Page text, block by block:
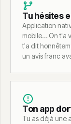
Tu hésites
Application
mobile… On t'a
t'a dit
un avis franc
Ton app
Tu as déjà une